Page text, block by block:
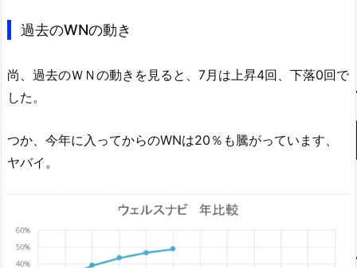
過去のWNの動き
尚、過去のＷＮの動きを見ると、7月は上昇4回、下落0回で
した。
つか、今年に入ってからのWNは20％も騰がっています、
ヤバイ。